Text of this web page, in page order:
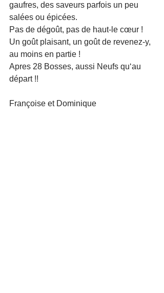
gaufres, des saveurs parfois un peu
salées ou épicées.
Pas de dégoût, pas de haut-le cœur !
Un goût plaisant, un goût de revenez-y,
au moins en partie !
Apres 28 Bosses, aussi Neufs qu‘au
départ !!
Françoise et Dominique